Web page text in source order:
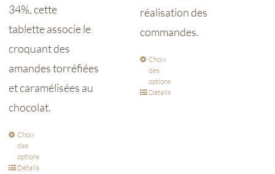
34%, cette
tablette associe le
croquant des
amandes torréfiées
et caramélisées au
chocolat.
Choix
des
options
Détails
réalisation des
commandes.
Choix
des
options
Détails